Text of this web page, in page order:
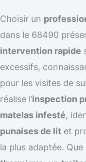
Choisir un
dans le 68490
intervention rapide
excessifs,
pour les visites de
réalise l’inspection
matelas infesté,
punaises de lit et
la plus adaptée.